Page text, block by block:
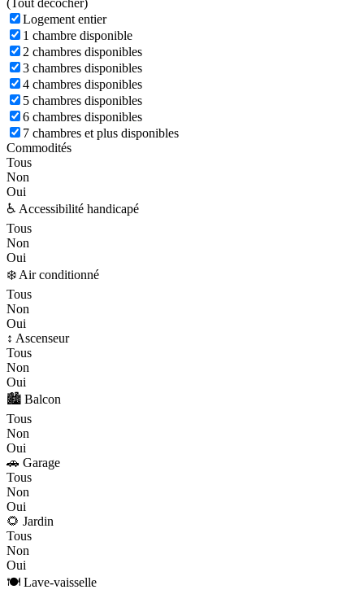
(Tout décocher)
Logement entier
1 chambre disponible
2 chambres disponibles
3 chambres disponibles
4 chambres disponibles
5 chambres disponibles
6 chambres disponibles
7 chambres et plus disponibles
Commodités
Tous
Non
Oui
♿ Accessibilité handicapé
Tous
Non
Oui
❄️ Air conditionné
Tous
Non
Oui
↕️ Ascenseur
Tous
Non
Oui
🏙️ Balcon
Tous
Non
Oui
🚗 Garage
Tous
Non
Oui
🌻 Jardin
Tous
Non
Oui
🍽️ Lave-vaisselle